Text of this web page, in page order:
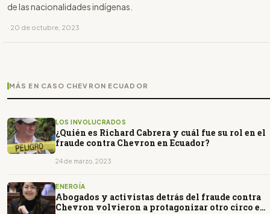
de las nacionalidades indígenas.
· 20 de octubre, 2023
MÁS EN CASO CHEVRON ECUADOR
LOS INVOLUCRADOS
¿Quién es Richard Cabrera y cuál fue su rol en el
fraude contra Chevron en Ecuador?
24 de marzo, 2023
ENERGÍA
Abogados y activistas detrás del fraude contra
Chevron volvieron a protagonizar otro circo en